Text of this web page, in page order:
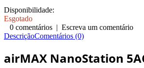
Disponibilidade:
Esgotado
0 comentários | Escreva um comentário
DescriçãoComentários (0)
airMAX NanoStation